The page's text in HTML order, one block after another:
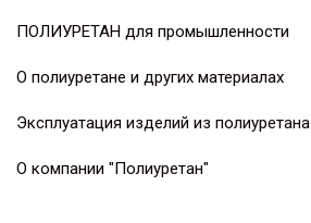
ПОЛИУРЕТАН для промышленности
О полиуретане и других материалах
Эксплуатация изделий из полиуретана
О компании "Полиуретан"